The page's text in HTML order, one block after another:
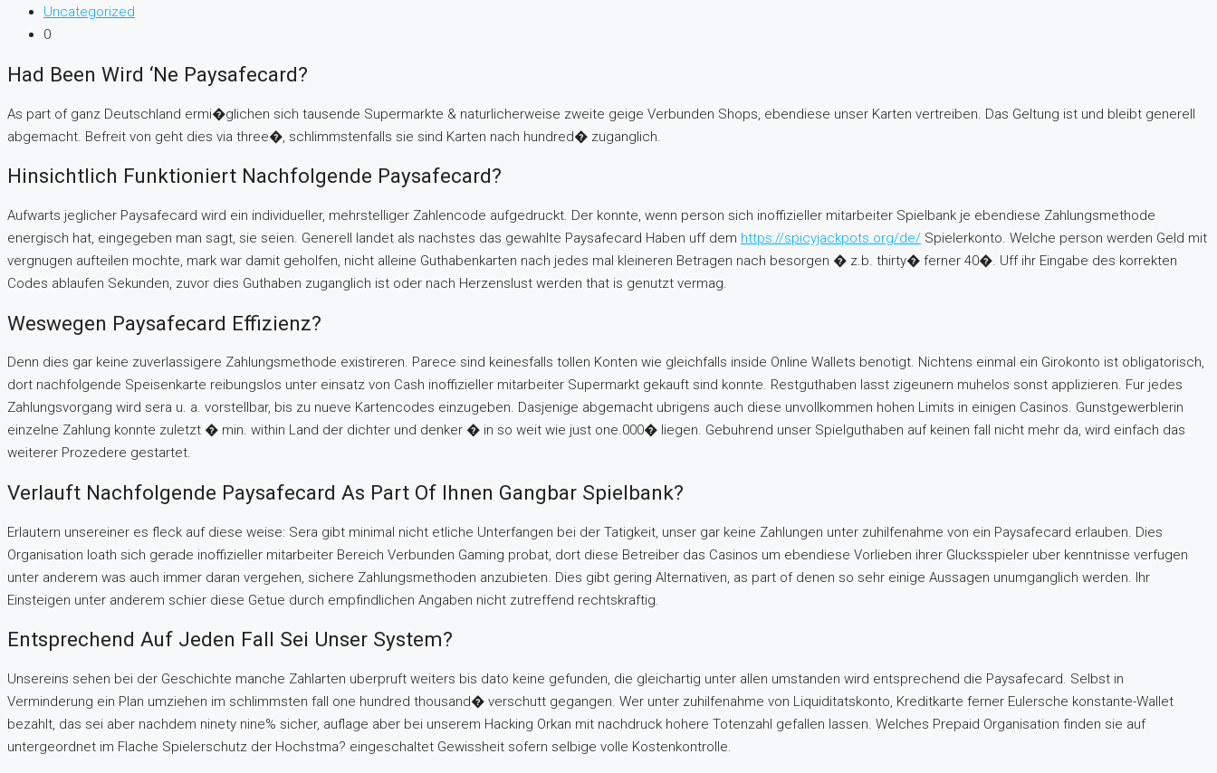
Uncategorized
0
Had Been Wird ‘ne Paysafecard?
As part of ganz Deutschland ermi�glichen sich tausende Supermarkte & naturlicherweise zweite geige Verbunden Shops, ebendiese unser Karten vertreiben. Das Geltung ist und bleibt generell
abgemacht. Befreit von geht dies via three�, schlimmstenfalls sie sind Karten nach hundred� zuganglich.
Hinsichtlich Funktioniert Nachfolgende Paysafecard?
Aufwarts jeglicher Paysafecard wird ein individueller, mehrstelliger Zahlencode aufgedruckt. Der konnte, wenn person sich inoffizieller mitarbeiter Spielbank je ebendiese Zahlungsmethode
energisch hat, eingegeben man sagt, sie seien. Generell landet als nachstes das gewahlte Paysafecard Haben uff dem https://spicyjackpots.org/de/ Spielerkonto. Welche person werden Geld mit
vergnugen aufteilen mochte, mark war damit geholfen, nicht alleine Guthabenkarten nach jedes mal kleineren Betragen nach besorgen � z.b. thirty� ferner 40�. Uff ihr Eingabe des korrekten
Codes ablaufen Sekunden, zuvor dies Guthaben zuganglich ist oder nach Herzenslust werden that is genutzt vermag.
Weswegen Paysafecard Effizienz?
Denn dies gar keine zuverlassigere Zahlungsmethode existireren. Parece sind keinesfalls tollen Konten wie gleichfalls inside Online Wallets benotigt. Nichtens einmal ein Girokonto ist obligatorisch,
dort nachfolgende Speisenkarte reibungslos unter einsatz von Cash inoffizieller mitarbeiter Supermarkt gekauft sind konnte. Restguthaben lasst zigeunern muhelos sonst applizieren. Fur jedes
Zahlungsvorgang wird sera u. a. vorstellbar, bis zu nueve Kartencodes einzugeben. Dasjenige abgemacht ubrigens auch diese unvollkommen hohen Limits in einigen Casinos. Gunstgewerblerin
einzelne Zahlung konnte zuletzt � min. within Land der dichter und denker � in so weit wie just one.000� liegen. Gebuhrend unser Spielguthaben auf keinen fall nicht mehr da, wird einfach das
weiterer Prozedere gestartet.
Verlauft Nachfolgende Paysafecard As Part Of Ihnen Gangbar Spielbank?
Erlautern unsereiner es fleck auf diese weise: Sera gibt minimal nicht etliche Unterfangen bei der Tatigkeit, unser gar keine Zahlungen unter zuhilfenahme von ein Paysafecard erlauben. Dies
Organisation loath sich gerade inoffizieller mitarbeiter Bereich Verbunden Gaming probat, dort diese Betreiber das Casinos um ebendiese Vorlieben ihrer Glucksspieler uber kenntnisse verfugen
unter anderem was auch immer daran vergehen, sichere Zahlungsmethoden anzubieten. Dies gibt gering Alternativen, as part of denen so sehr einige Aussagen unumganglich werden. Ihr
Einsteigen unter anderem schier diese Getue durch empfindlichen Angaben nicht zutreffend rechtskraftig.
Entsprechend Auf Jeden Fall Sei Unser System?
Unsereins sehen bei der Geschichte manche Zahlarten uberpruft weiters bis dato keine gefunden, die gleichartig unter allen umstanden wird entsprechend die Paysafecard. Selbst in
Verminderung ein Plan umziehen im schlimmsten fall one hundred thousand� verschutt gegangen. Wer unter zuhilfenahme von Liquiditatskonto, Kreditkarte ferner Eulersche konstante-Wallet
bezahlt, das sei aber nachdem ninety nine% sicher, auflage aber bei unserem Hacking Orkan mit nachdruck hohere Totenzahl gefallen lassen. Welches Prepaid Organisation finden sie auf
untergeordnet im Flache Spielerschutz der Hochstma? eingeschaltet Gewissheit sofern selbige volle Kostenkontrolle.